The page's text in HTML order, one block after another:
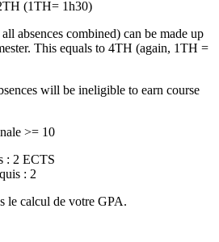
(1TH= 1h30)
absences combined) can be made up
This equals to 4TH (again, 1TH =
will be ineligible to earn course
>= 10
: 2 ECTS
: 2
le calcul de votre GPA.